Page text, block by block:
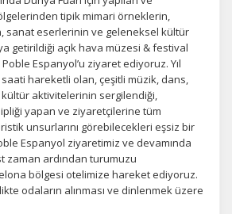
AYARLARINIZ
belirleyin.
tipik mimari örneklerin,
sanat eserlerinin ve geleneksel kültür
getirildiği açık hava müzesi & festival
Espanyol’u ziyaret ediyoruz. Yıl
hareketli olan, çeşitli müzik, dans,
aktivitelerinin sergilendiği,
yapan ve ziyaretçilerine tüm
unsurlarını görebilecekleri eşsiz bir
Espanyol ziyaretimiz ve devamında
zaman ardından turumuzu
bölgesi otelimize hareket ediyoruz.
odaların alınması ve dinlenmek üzere